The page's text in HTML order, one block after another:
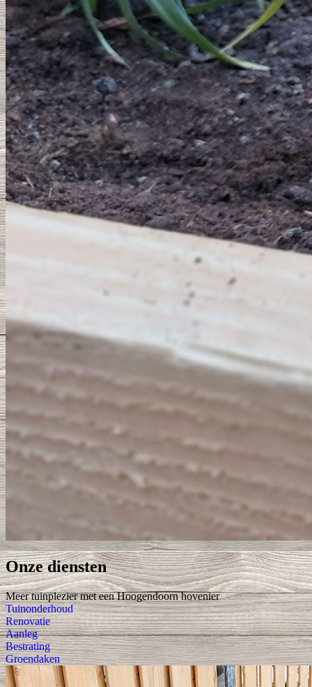
Onze diensten
Meer tuinplezier met een Hoogendoorn hovenier
Tuinonderhoud
Renovatie
Aanleg
Bestrating
Groendaken